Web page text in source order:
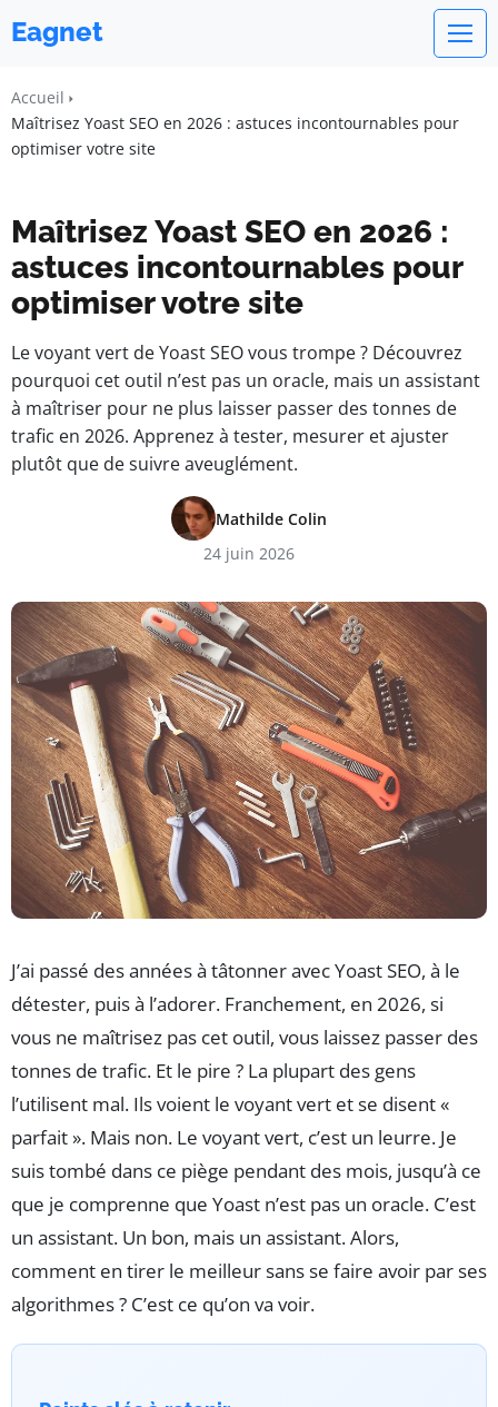
Eagnet
Accueil
Maîtrisez Yoast SEO en 2026 : astuces incontournables pour
optimiser votre site
Maîtrisez Yoast SEO en 2026 :
astuces incontournables pour
optimiser votre site
Le voyant vert de Yoast SEO vous trompe ? Découvrez
pourquoi cet outil n’est pas un oracle, mais un assistant
à maîtriser pour ne plus laisser passer des tonnes de
trafic en 2026. Apprenez à tester, mesurer et ajuster
plutôt que de suivre aveuglément.
Mathilde Colin
24 juin 2026
J’ai passé des années à tâtonner avec Yoast SEO, à le
détester, puis à l’adorer. Franchement, en 2026, si
vous ne maîtrisez pas cet outil, vous laissez passer des
tonnes de trafic. Et le pire ? La plupart des gens
l’utilisent mal. Ils voient le voyant vert et se disent «
parfait ». Mais non. Le voyant vert, c’est un leurre. Je
suis tombé dans ce piège pendant des mois, jusqu’à ce
que je comprenne que Yoast n’est pas un oracle. C’est
un assistant. Un bon, mais un assistant. Alors,
comment en tirer le meilleur sans se faire avoir par ses
algorithmes ? C’est ce qu’on va voir.